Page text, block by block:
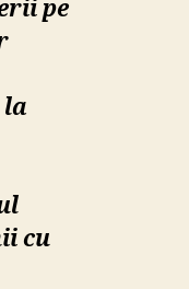
pe
la
cu